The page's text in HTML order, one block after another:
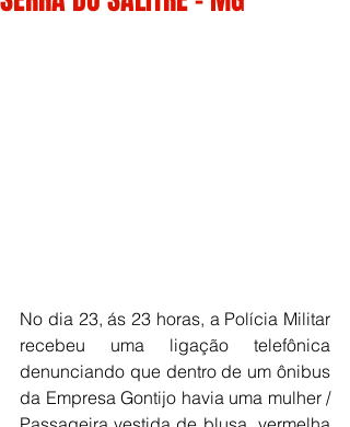
No dia 23, ás 23 horas, a Polícia Militar
recebeu uma ligação telefônica
denunciando que dentro de um ônibus
da Empresa Gontijo havia uma mulher /